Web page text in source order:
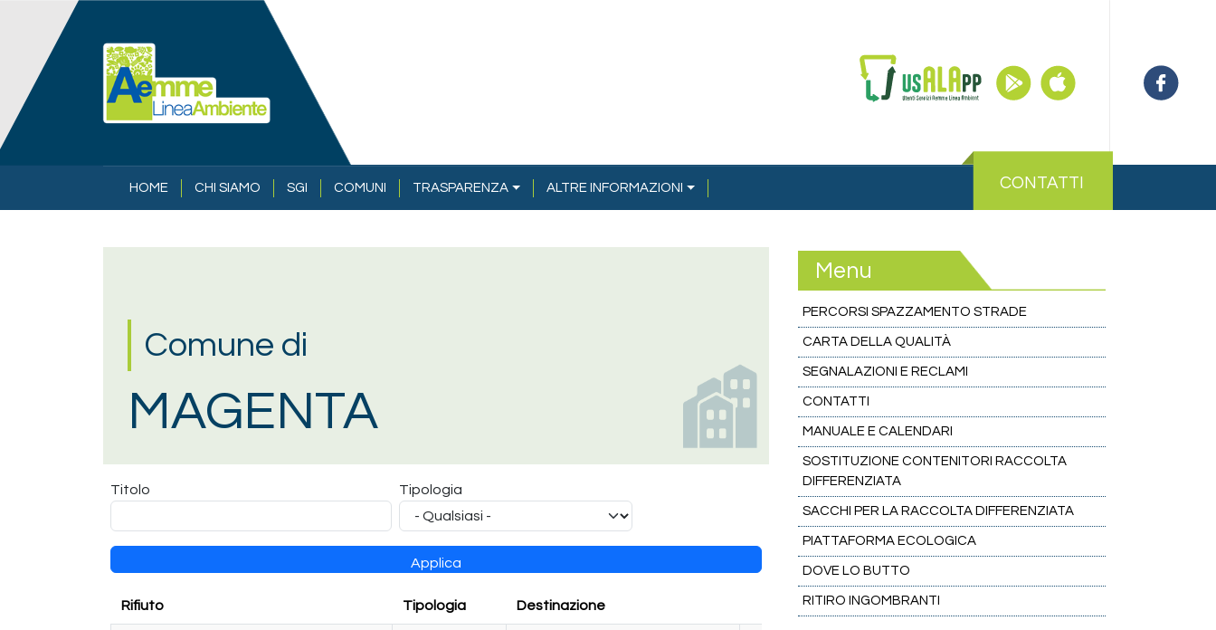
Salta al contenuto principale
NAVIGAZIONE PRINCIPALE
HOME CHI SIAMO SGI COMUNI TRASPARENZA ALTRE INFORMAZIONI CONTATTI
Comune di
MAGENTA
Titolo Tipologia
Rifiuto Tipologia Destinazione
Menu
PERCORSI SPAZZAMENTO STRADE
CARTA DELLA QUALITÀ
SEGNALAZIONI E RECLAMI
CONTATTI
MANUALE E CALENDARI
SOSTITUZIONE CONTENITORI RACCOLTA
DIFFERENZIATA
SACCHI PER LA RACCOLTA DIFFERENZIATA
PIATTAFORMA ECOLOGICA
DOVE LO BUTTO
RITIRO INGOMBRANTI